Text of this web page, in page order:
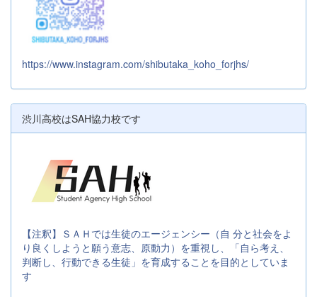
https://www.instagram.com/shibutaka_koho_forjhs/
渋川高校はSAH協力校です
【注釈】ＳＡＨでは生徒のエージェンシー（自 分と社会をよ
り良くしようと願う意志、原動力）を重視し、「自ら考え、
判断し、行動できる生徒」を育成することを目的としていま
す